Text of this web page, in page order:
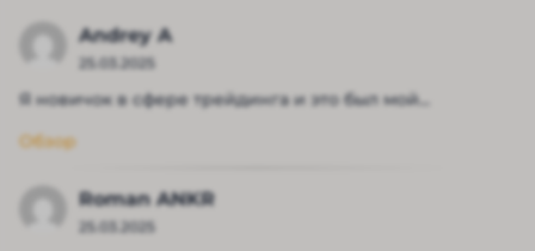
Andrey A
25.03.2025
Я новичок в сфере трейдинга и это был мой...
Обзор
Roman ANKR
25.03.2025